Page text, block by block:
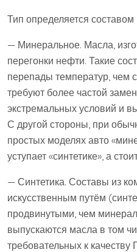
Тип определяется составом
— Минеральное. Масла,
перегонки нефти. Такие
перепады температур, чем
требуют более частой
экстремальных условий и
С другой стороны, при
простых моделях авто
уступает «синтетике», а
— Синтетика. Составы из
искусственным путём
продвинутыми, чем
выпускаются масла в том
требовательных к качеству